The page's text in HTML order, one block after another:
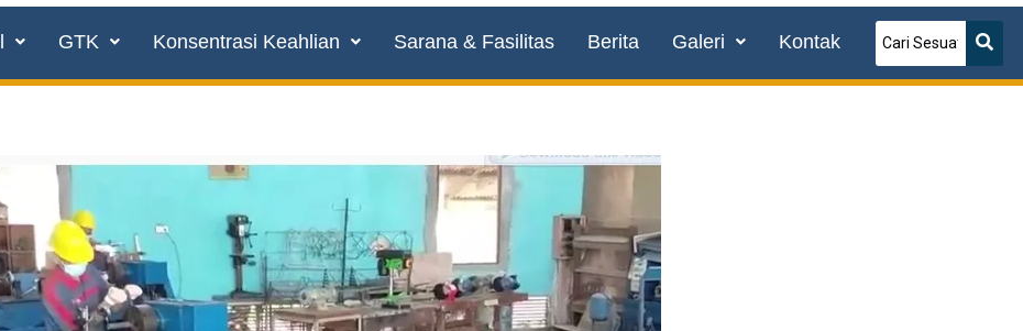
GTK Konsentrasi Keahlian Sarana & Fasilitas Berita Galeri Kontak